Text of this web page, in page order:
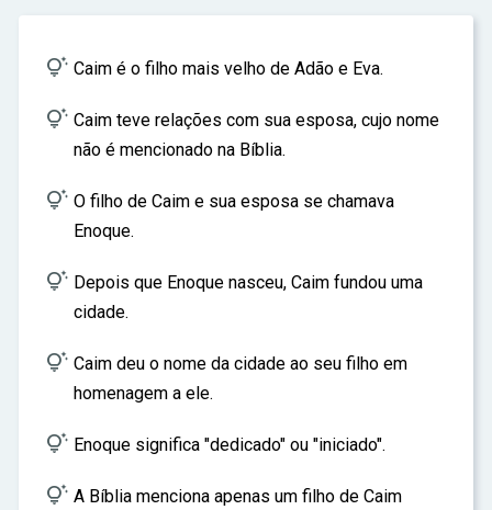
 Caim é o filho mais velho de Adão e Eva.
 Caim teve relações com sua esposa, cujo nome
não é mencionado na Bíblia.
 O filho de Caim e sua esposa se chamava
Enoque.
 Depois que Enoque nasceu, Caim fundou uma
cidade.
 Caim deu o nome da cidade ao seu filho em
homenagem a ele.
 Enoque significa "dedicado" ou "iniciado".
 A Bíblia menciona apenas um filho de Caim